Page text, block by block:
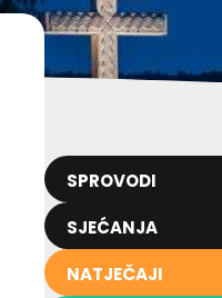
SPROVODI
SJEĆANJA
NATJEČAJI